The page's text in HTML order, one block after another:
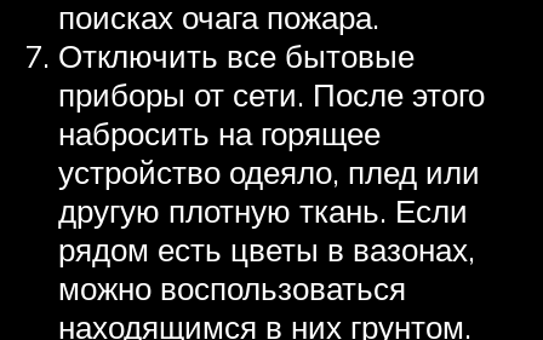
поисках очага пожара.
Отключить все бытовые
приборы от сети. После этого
набросить на горящее
устройство одеяло, плед или
другую плотную ткань. Если
рядом есть цветы в вазонах,
можно воспользоваться
находящимся в них грунтом.